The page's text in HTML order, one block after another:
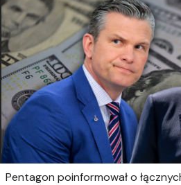
Pentagon poinformował o